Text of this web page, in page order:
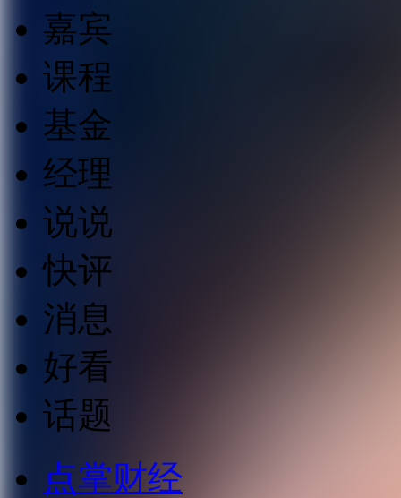
嘉宾
课程
基金
经理
说说
快评
消息
好看
话题
点掌财经